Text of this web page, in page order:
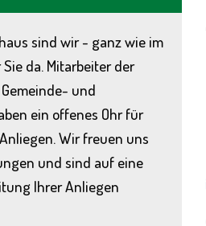
sind wir - ganz wie im
da. Mitarbeiter der
und
ein offenes Ohr für
Wir freuen uns
und sind auf eine
Ihrer Anliegen